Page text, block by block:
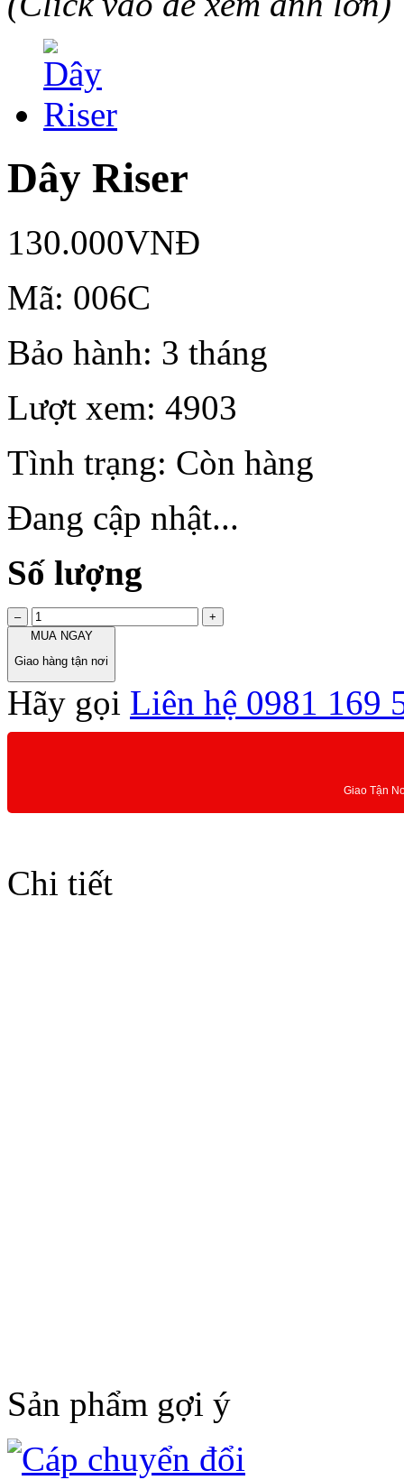
Dây Riser
130.000VNĐ
Mã: 006C
Bảo hành: 3 tháng
Lượt xem: 4903
Tình trạng: Còn hàng
Đang cập nhật...
Số lượng
–
+
MUA NGAY
Giao hàng tận nơi
Hãy gọi Liên hệ 0981 169
Giao Tận
Chi tiết
Sản phẩm gợi ý